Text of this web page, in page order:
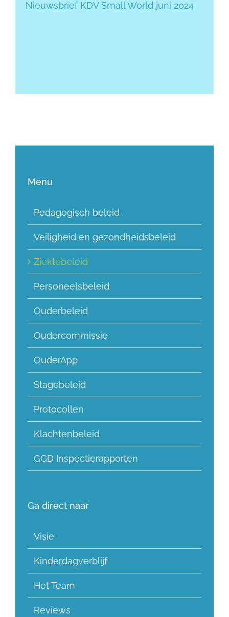
Nieuwsbrief KDV Small World juni 2024
Menu
Pedagogisch beleid
Veiligheid en gezondheidsbeleid
Ziektebeleid
Personeelsbeleid
Ouderbeleid
Oudercommissie
OuderApp
Stagebeleid
Protocollen
Klachtenbeleid
GGD Inspectierapporten
Ga direct naar
Visie
Kinderdagverblijf
Het Team
Reviews